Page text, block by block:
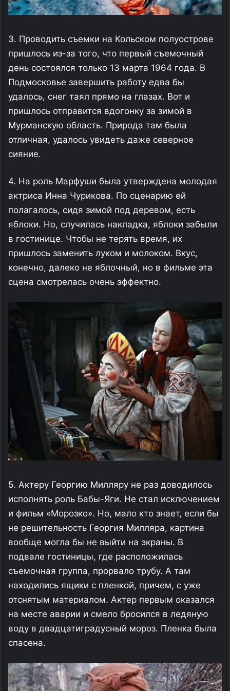
3. Проводить съемки на Кольском полуострове
пришлось из-за того, что первый съемочный
день состоялся только 13 марта 1964 года. В
Подмосковье завершить работу едва бы
удалось, снег таял прямо на глазах. Вот и
пришлось отправится вдогонку за зимой в
Мурманскую область. Природа там была
отличная, удалось увидеть даже северное
сияние.
4. На роль Марфуши была утверждена молодая
актриса Инна Чурикова. По сценарию ей
полагалось, сидя зимой под деревом, есть
яблоки. Но, случилась накладка, яблоки забыли
в гостинице. Чтобы не терять время, их
пришлось заменить луком и молоком. Вкус,
конечно, далеко не яблочный, но в фильме эта
сцена смотрелась очень эффектно.
5. Актеру Георгию Милляру не раз доводилось
исполнять роль Бабы-Яги. Не стал исключением
и фильм «Морозко». Но, мало кто знает, если бы
не решительность Георгия Милляра, картина
вообще могла бы не выйти на экраны. В
подвале гостиницы, где расположилась
съемочная группа, прорвало трубу. А там
находились ящики с пленкой, причем, с уже
отснятым материалом. Актер первым оказался
на месте аварии и смело бросился в ледяную
воду в двадцатиградусный мороз. Пленка была
спасена.